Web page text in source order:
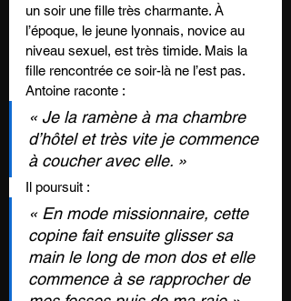
un soir une fille très charmante. À
l’époque, le jeune lyonnais, novice au
niveau sexuel, est très timide. Mais la
fille rencontrée ce soir-là ne l’est pas.
Antoine raconte :
« Je la ramène à ma chambre
d’hôtel et très vite je commence
à coucher avec elle. »
Il poursuit :
« En mode missionnaire, cette
copine fait ensuite glisser sa
main le long de mon dos et elle
commence à se rapprocher de